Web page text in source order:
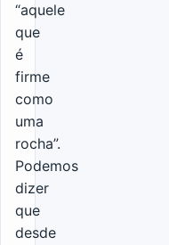
“aquele
que
é
firme
como
uma
rocha”.
Podemos
dizer
que
desde